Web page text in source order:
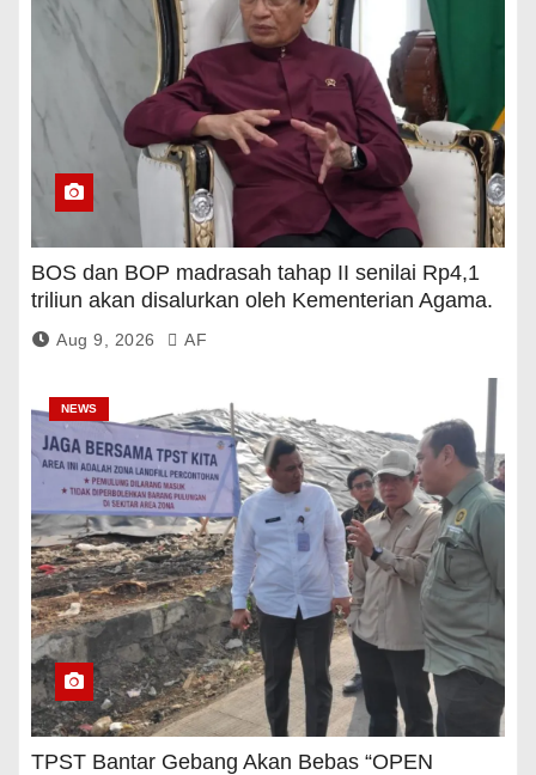
BOS dan BOP madrasah tahap II senilai Rp4,1
triliun akan disalurkan oleh Kementerian Agama.
Aug 9, 2026 AF
NEWS
TPST Bantar Gebang Akan Bebas “OPEN